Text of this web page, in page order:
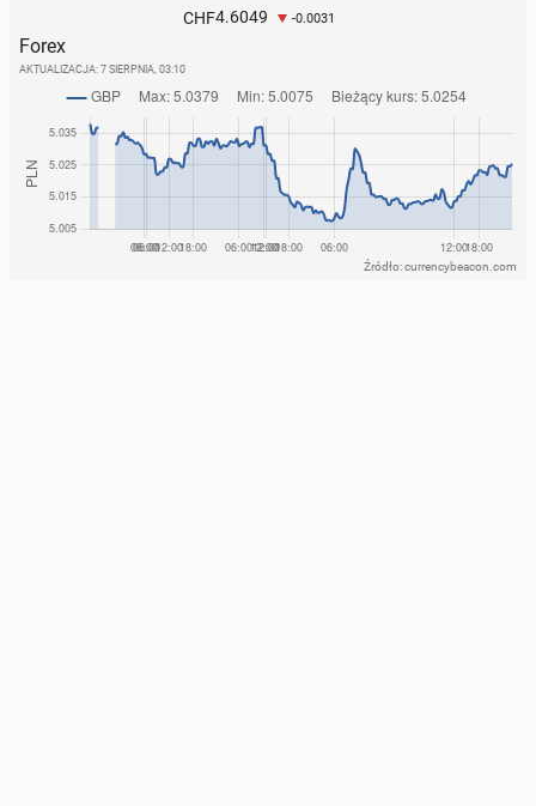
CHF4.6049 -0.0031
Forex
AKTUALIZACJA: 7 SIERPNIA, 03:10
Źródło: currencybeacon.com